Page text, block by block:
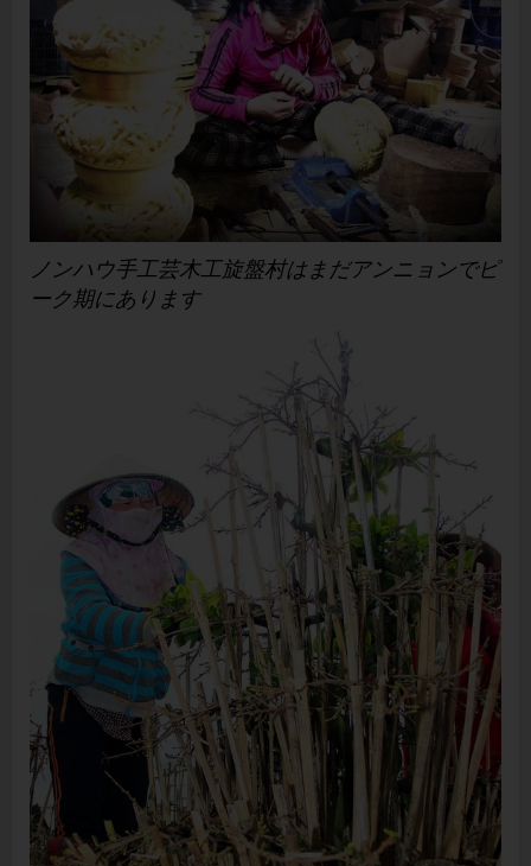
ノンハウ手工芸木工旋盤村はまだアンニョンでピ
ーク期にあります